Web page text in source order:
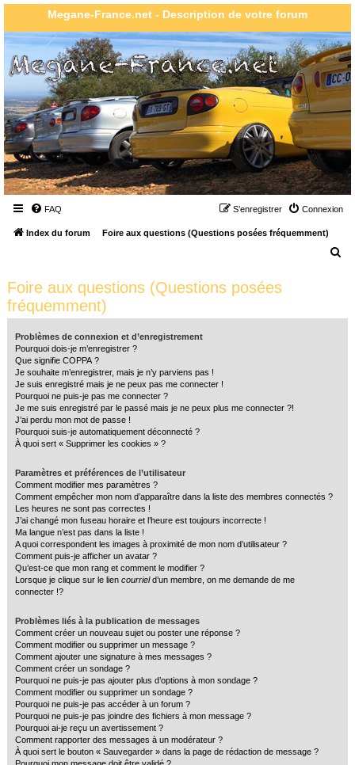
Megane-France.net - Description de votre forum
FAQ Connexion
S’enregistrer
Index du forum
Foire aux questions (Questions posées fréquemment)
Foire aux questions (Questions posées
fréquemment)
Problèmes de connexion et d’enregistrement
Pourquoi dois-je m’enregistrer ?
Que signifie COPPA ?
Je souhaite m’enregistrer, mais je n’y parviens pas !
Je suis enregistré mais je ne peux pas me connecter !
Pourquoi ne puis-je pas me connecter ?
Je me suis enregistré par le passé mais je ne peux plus me connecter ?!
J’ai perdu mon mot de passe !
Pourquoi suis-je automatiquement déconnecté ?
À quoi sert « Supprimer les cookies » ?
Paramètres et préférences de l’utilisateur
Comment modifier mes paramètres ?
Comment empêcher mon nom d’apparaître dans la liste des membres connectés ?
Les heures ne sont pas correctes !
J’ai changé mon fuseau horaire et l’heure est toujours incorrecte !
Ma langue n’est pas dans la liste !
A quoi correspondent les images à proximité de mon nom d’utilisateur ?
Comment puis-je afficher un avatar ?
Qu’est-ce que mon rang et comment le modifier ?
Lorsque je clique sur le lien courrield’un membre, on me demande de me
connecter !?
Problèmes liés à la publication de messages
Comment créer un nouveau sujet ou poster une réponse ?
Comment modifier ou supprimer un message ?
Comment ajouter une signature à mes messages ?
Comment créer un sondage ?
Pourquoi ne puis-je pas ajouter plus d’options à mon sondage ?
Comment modifier ou supprimer un sondage ?
Pourquoi ne puis-je pas accéder à un forum ?
Pourquoi ne puis-je pas joindre des fichiers à mon message ?
Pourquoi ai-je reçu un avertissement ?
Comment rapporter des messages à un modérateur ?
À quoi sert le bouton « Sauvegarder » dans la page de rédaction de message ?